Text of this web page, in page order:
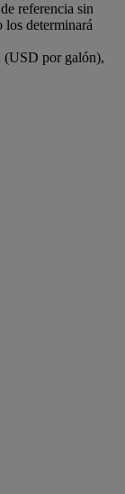
referencia sin
los determinará
por galón),